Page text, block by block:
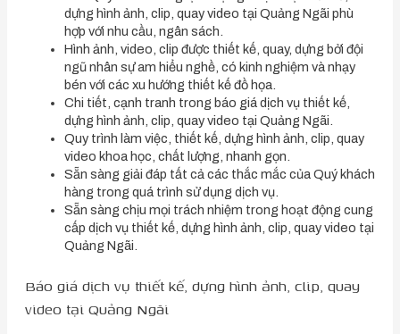
dựng hình ảnh, clip, quay video tại Quảng Ngãi phù
hợp với nhu cầu, ngân sách.
Hình ảnh, video, clip được thiết kế, quay, dựng bởi đội
ngũ nhân sự am hiểu nghề, có kinh nghiệm và nhạy
bén với các xu hướng thiết kế đồ họa.
Chi tiết, cạnh tranh trong báo giá dịch vụ thiết kế,
dựng hình ảnh, clip, quay video tại Quảng Ngãi.
Quy trình làm việc, thiết kế, dựng hình ảnh, clip, quay
video khoa học, chất lượng, nhanh gọn.
Sẵn sàng giải đáp tất cả các thắc mắc của Quý khách
hàng trong quá trình sử dụng dịch vụ.
Sẵn sàng chịu mọi trách nhiệm trong hoạt động cung
cấp dịch vụ thiết kế, dựng hình ảnh, clip, quay video tại
Quảng Ngãi.
Báo giá dịch vụ thiết kế, dựng hình ảnh, clip, quay
video tại Quảng Ngãi